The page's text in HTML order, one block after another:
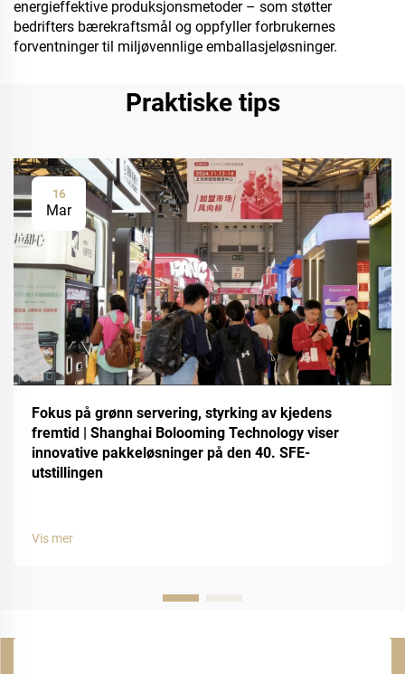
energieffektive produksjonsmetoder – som støtter
bedrifters bærekraftsmål og oppfyller forbrukernes
forventninger til miljøvennlige emballasjeløsninger.
Praktiske tips
16
Mar
Fokus på grønn servering, styrking av kjedens
fremtid | Shanghai Bolooming Technology viser
innovative pakkeløsninger på den 40. SFE-
utstillingen
Vis mer